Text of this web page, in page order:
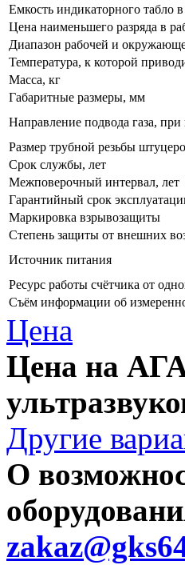
Емкость индикаторного табло
Цена наименьшего разряда в
Диапазон рабочей и
Температура, к которой
Масса, кг
Габаритные размеры, мм
Направление подвода газа, при
Размер трубной резьбы
Срок службы, лет
Межповерочный интервал, лет
Гарантийный срок
Маркировка взрывозащиты
Степень защиты от внешних
Источник питания
Ресурс работы счётчика от
Съём информации об
Цена
Цена на
Другие
О